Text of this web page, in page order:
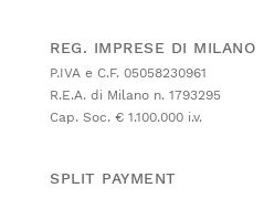
REG. IMPRESE DI MILANO
P.IVA e C.F. 05058230961
R.E.A. di Milano n. 1793295
Cap. Soc. € 1.100.000 i.v.
SPLIT PAYMENT